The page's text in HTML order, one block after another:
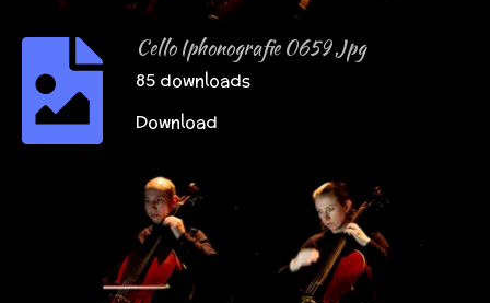
Cello Iphonografie 0659 Jpg
85 downloads
Download